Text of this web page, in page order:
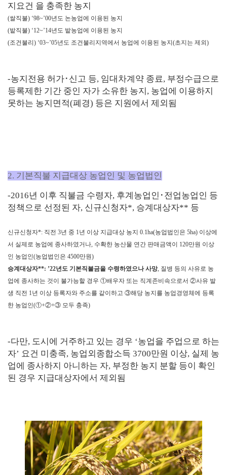
지요건 을 충족한 농지
(쌀직불) ‘98~’00년도 논농업에 이용된 농지
(밭직불) ‘12~’14년도 밭농업에 이용된 농지
(조건불리) ‘03~’05년도 조건불리지역에서 농업에 이용된 농지(초지는 제외)
-농지전용 허가･ 신고 등, 임대차계약 종료, 부정수급으로
등록제한 기간 중인 자가 소유한 농지 , 농업에 이용하지
못하는 농지면적(폐경) 등은 지원에서 제외됨
2. 기본직불 지급대상 농업인 및 농업법인
-2016년 이후 직불금 수령자, 후계농업인 ･ 전업농업인 등
정책으로 선정된 자, 신규신청자*, 승계대상자** 등
신규신청자*: 직전 3년 중 1년 이상 지급대상 농지 0.1ha(농업법인은 5ha) 이상에
서 실제로 농업에 종사하였거나, 수확한 농산물 연간 판매금액이 120만원 이상
인 농업인(농업법인은 4500만원)
승계대상자**: ’22년도 기본직불금을 수령하였으나 사망, 질병 등의 사유로 농
업에 종사하는 것이 불가능할 경우 ①배우자 또는 직계존비속으로서 ②사유 발
생 직전 1년 이상 등록자와 주소를 같이하고 ③해당 농지를 농업경영체에 등록
한 농업인(①+②+③ 모두 충족)
-다만, 도시에 거주하고 있는 경우 ‘농업을 주업으로 하는
자’ 요건 미충족, 농업외종합소득 3700만원 이상, 실제 농
업에 종사하지 아니하는 자, 부정한 농지 분할 등이 확인
된 경우 지급대상자에서 제외됨